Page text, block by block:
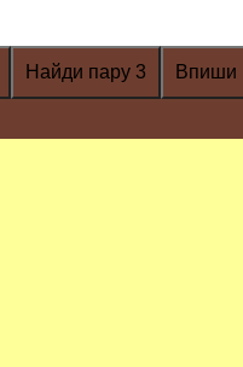
Найди пару 3 Впиши